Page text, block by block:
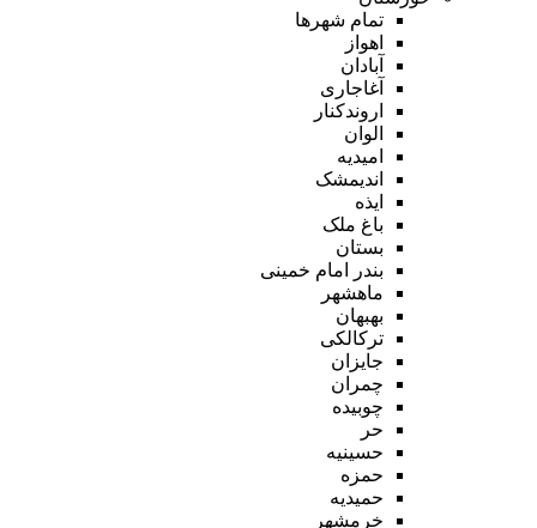
تمام شهر‌ها
اهواز
آبادان
آغاجاری
اروندکنار
الوان
امیدیه
اندیمشک
ایذه
باغ ملک
بستان
بندر امام خمینی
ماهشهر
بهبهان
ترکالکی
جایزان
چمران
چوبیده
حر
حسینیه
حمزه
حمیدیه
خرمشهر